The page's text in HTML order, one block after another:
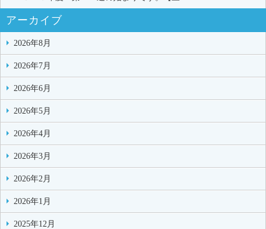
アーカイブ
2026年8月
2026年7月
2026年6月
2026年5月
2026年4月
2026年3月
2026年2月
2026年1月
2025年12月